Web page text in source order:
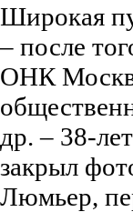
Широкая
– после
ОНК
др. – 38-
закрыл
Люмьер,